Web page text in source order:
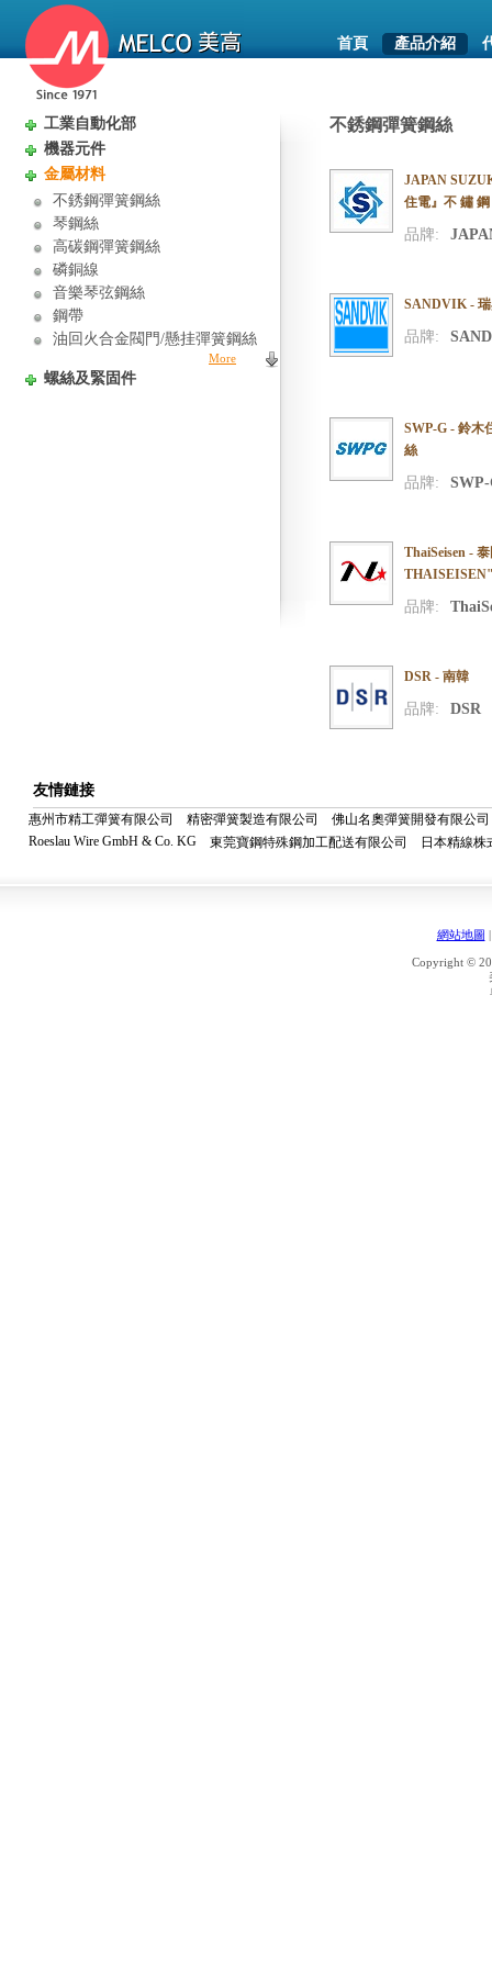
首頁 產品介紹
工業自動化部
機器元件
金屬材料
不銹鋼彈簧鋼絲
琴鋼絲
高碳鋼彈簧鋼絲
磷銅線
音樂琴弦鋼絲
鋼帶
油回火合金閥門/懸挂彈簧鋼絲
More
螺絲及緊固件
不銹鋼彈簧鋼絲
JAPAN
住電』不 鏽
品牌:
SANDVIK -
品牌:
SWP-G - 鈴木
絲
品牌:
ThaiSeisen -
品牌:
DSR - 南韓
品牌: DSR
友情鏈接
惠州市精工彈簧有限公司 精密彈簧製造有限公司
佛山名奧彈簧開發有限公司
Roeslau Wire GmbH & Co. KG
東莞寶鋼特殊鋼加工配送有限公司 日本精線株
網站地圖
Copyright ©